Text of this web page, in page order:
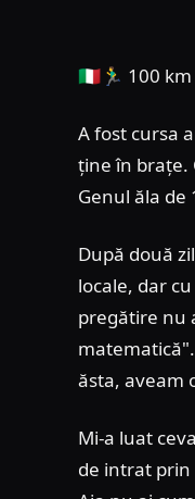
🇮🇹🏃‍♂️ 100
A fost cursa
ține în brațe.
Genul ăla de
După două
locale, dar
pregătire nu
ăsta, aveam
Mi-a luat
de intrat prin